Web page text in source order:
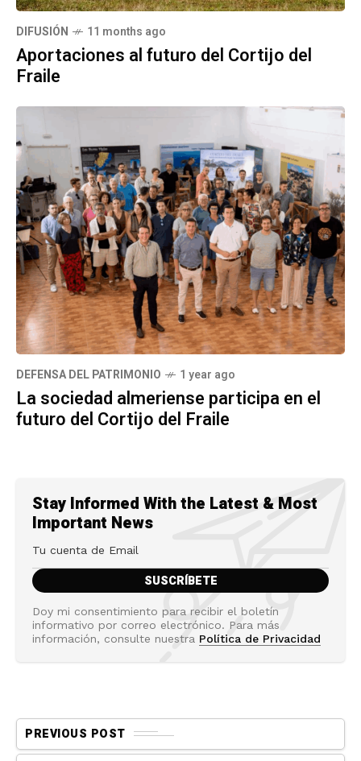
DIFUSIÓN 11 months ago
Aportaciones al futuro del Cortijo del
Fraile
DEFENSA DEL PATRIMONIO 1 year ago
La sociedad almeriense participa en el
futuro del Cortijo del Fraile
Stay Informed With the Latest & Most
Important News
Doy mi consentimiento para recibir el boletín
informativo por correo electrónico. Para más
información, consulte nuestra Política de Privacidad
PREVIOUS POST